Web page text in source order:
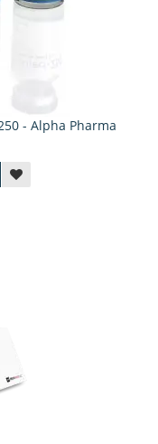
- Alpha Pharma